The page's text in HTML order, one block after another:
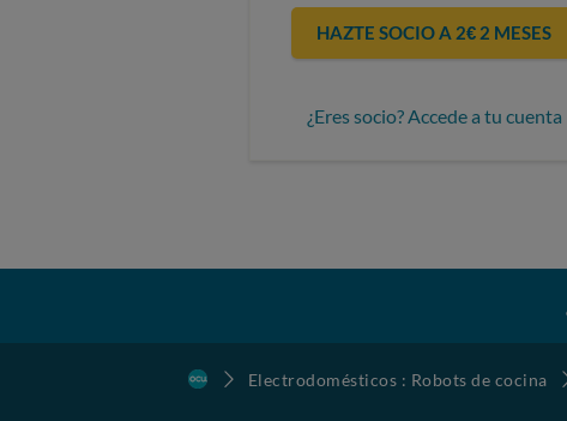
HAZTE SOCIO A 2€ 2 MESES
¿Eres socio? Accede a tu cuenta
Electrodomésticos : Robots de cocina